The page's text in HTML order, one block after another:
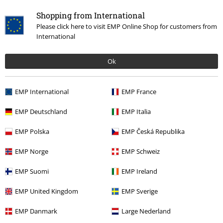
Shopping from International
Please click here to visit EMP Online Shop for customers from
International
Ok
EMP International EMP France
EMP Deutschland EMP Italia
EMP Polska EMP Česká Republika
EMP Norge EMP Schweiz
EMP Suomi EMP Ireland
EMP United Kingdom EMP Sverige
EMP Danmark Large Nederland
Band Merch Media Cd's
Band Merch Genre Core
E-mailnieuwsbrief
korting!Meer info
Ik geef hierbij toestemming om de Large-nieuwsbrief te ontvangen en ga